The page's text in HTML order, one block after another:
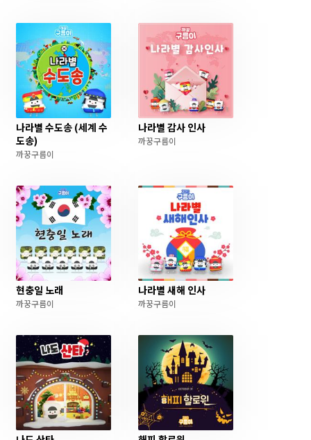
나라별 수도송 (세계 수
도송)
까꿍구름이
나라별 감사 인사
까꿍구름이
현충일 노래
까꿍구름이
나라별 새해 인사
까꿍구름이